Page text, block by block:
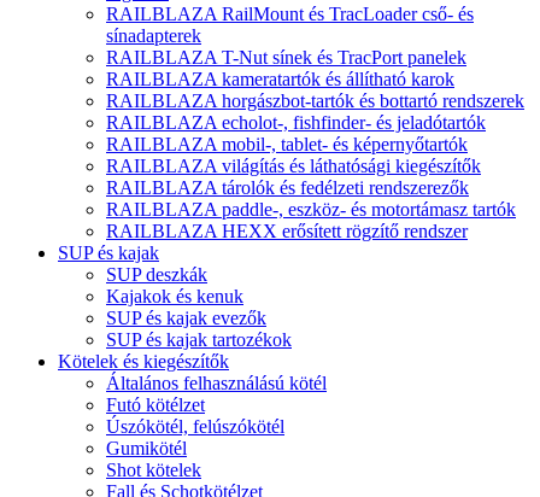
RAILBLAZA RailMount és TracLoader cső- és
sínadapterek
RAILBLAZA T-Nut sínek és TracPort panelek
RAILBLAZA kameratartók és állítható karok
RAILBLAZA horgászbot-tartók és bottartó rendszerek
RAILBLAZA echolot-, fishfinder- és jeladótartók
RAILBLAZA mobil-, tablet- és képernyőtartók
RAILBLAZA világítás és láthatósági kiegészítők
RAILBLAZA tárolók és fedélzeti rendszerezők
RAILBLAZA paddle-, eszköz- és motortámasz tartók
RAILBLAZA HEXX erősített rögzítő rendszer
SUP és kajak
SUP deszkák
Kajakok és kenuk
SUP és kajak evezők
SUP és kajak tartozékok
Kötelek és kiegészítők
Általános felhasználású kötél
Futó kötélzet
Úszókötél, felúszókötél
Gumikötél
Shot kötelek
Fall és Schotkötélzet